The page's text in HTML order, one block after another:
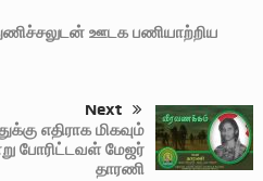
ஊடக பணியாற்றிய
Next
எதிராக மிகவும்
போரிட்டவள் மேஜர்
தாரணி